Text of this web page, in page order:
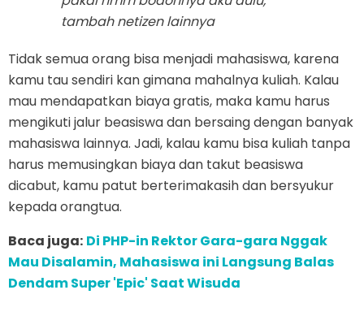
tambah netizen lainnya
Tidak semua orang bisa menjadi mahasiswa, karena
kamu tau sendiri kan gimana mahalnya kuliah. Kalau
mau mendapatkan biaya gratis, maka kamu harus
mengikuti jalur beasiswa dan bersaing dengan banyak
mahasiswa lainnya. Jadi, kalau kamu bisa kuliah tanpa
harus memusingkan biaya dan takut beasiswa
dicabut, kamu patut berterimakasih dan bersyukur
kepada orangtua.
Baca juga: Di PHP-in Rektor Gara-gara Nggak
Mau Disalamin, Mahasiswa ini Langsung Balas
Dendam Super 'Epic' Saat Wisuda